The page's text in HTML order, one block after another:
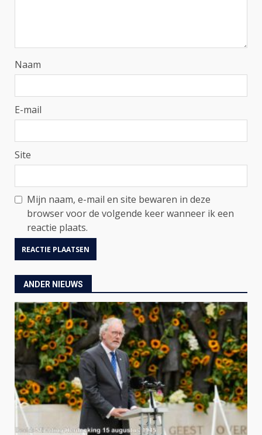
Naam
E-mail
Site
Mijn naam, e-mail en site bewaren in deze
browser voor de volgende keer wanneer ik een
reactie plaats.
ANDER NIEUWS